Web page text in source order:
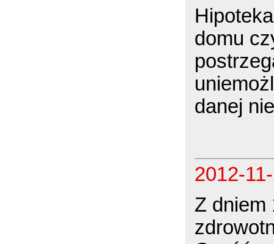
domu
danej
2012-
Z dniem